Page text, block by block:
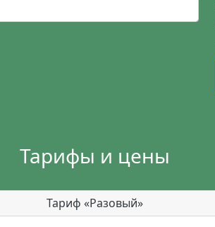
Тарифы и цены
Тариф «Разовый»